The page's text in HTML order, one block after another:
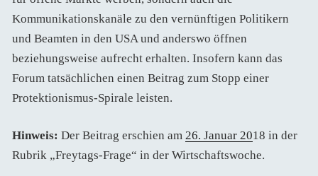
Kommunikationskanäle zu den vernünftigen Politikern
und Beamten in den USA und anderswo öffnen
beziehungsweise aufrecht erhalten. Insofern kann das
Forum tatsächlichen einen Beitrag zum Stopp einer
Protektionismus-Spirale leisten.
Hinweis: Der Beitrag erschien am 26. Januar 2018 in der
Rubrik „Freytags-Frage“ in der Wirtschaftswoche.